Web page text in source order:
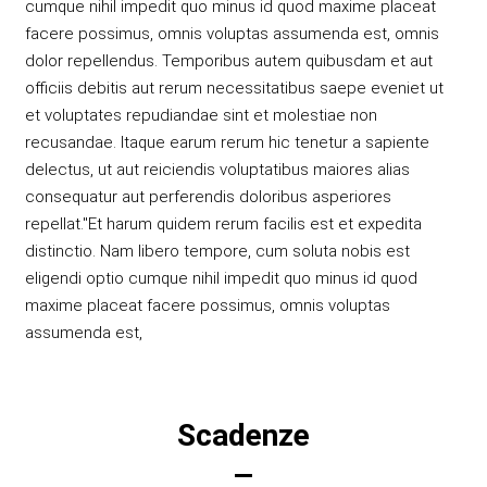
cumque nihil impedit quo minus id quod maxime placeat
facere possimus, omnis voluptas assumenda est, omnis
dolor repellendus. Temporibus autem quibusdam et aut
officiis debitis aut rerum necessitatibus saepe eveniet ut
et voluptates repudiandae sint et molestiae non
recusandae. Itaque earum rerum hic tenetur a sapiente
delectus, ut aut reiciendis voluptatibus maiores alias
consequatur aut perferendis doloribus asperiores
repellat."Et harum quidem rerum facilis est et expedita
distinctio. Nam libero tempore, cum soluta nobis est
eligendi optio cumque nihil impedit quo minus id quod
maxime placeat facere possimus, omnis voluptas
assumenda est,
Scadenze